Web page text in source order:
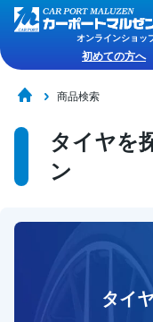
オンラインショッ
初めての方へ
商品検索
タイヤを
ン
タイ